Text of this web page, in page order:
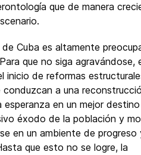
que de manera
Cuba es altamente
que no siga agravándose,
inicio de reformas
a una
en un mejor destino
éxodo de la población y
en un ambiente de progreso
que esto no se logre, la